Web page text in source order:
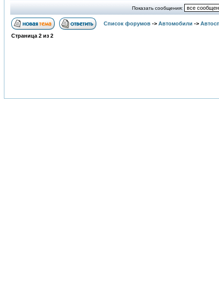
Показать сообщения:
Список форумов -> Автомобили ->
Страница 2 из 2